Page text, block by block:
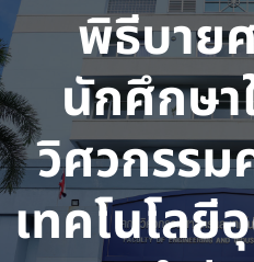
พิธีบาย
นักศึกษ
วิศวกรรม
เทคโนโลยี